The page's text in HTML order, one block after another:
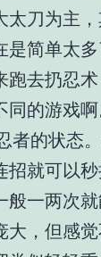
太刀为主
是简单太
跑去扔忍
同的游戏
者的状态
招就可以
一两次就
，但感